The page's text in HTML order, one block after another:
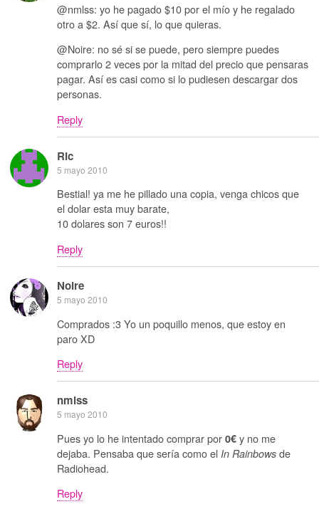
@nmlss: yo he pagado $10 por el mío y he regalado
otro a $2. Así que sí, lo que quieras.
@Noire: no sé si se puede, pero siempre puedes
comprarlo 2 veces por la mitad del precio que pensaras
pagar. Así es casi como si lo pudiesen descargar dos
personas.
Reply
Ric
5 mayo 2010
Bestial! ya me he pillado una copia, venga chicos que
el dolar esta muy barate,
10 dolares son 7 euros!!
Reply
Noire
5 mayo 2010
Comprados :3 Yo un poquillo menos, que estoy en
paro XD
Reply
nmlss
5 mayo 2010
Pues yo lo he intentado comprar por 0€ y no me
dejaba. Pensaba que sería como el In Rainbows de
Radiohead.
Reply